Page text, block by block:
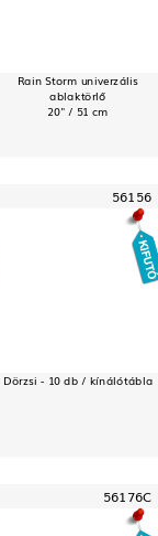
Rain Storm univerzális
ablaktörlő
20" / 51 cm
56156
Dörzsi - 10 db / kínálótábla
56176C